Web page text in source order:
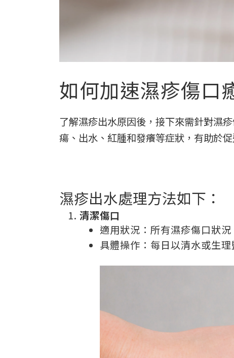
如何加速濕疹傷口
了解濕疹出水原因後，接下來需針對濕
瘍、出水、紅腫和發癢等症狀，有助於
濕疹出水處理方法如下：
清潔傷口
適用狀況：所有濕疹傷口狀況
具體操作：每日以清水或生